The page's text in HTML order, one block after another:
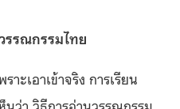
รรณกรรมไทย
าะเอาเข้าจริง การเรียน
ว่า วิธีการอ่านวรรณกรรม